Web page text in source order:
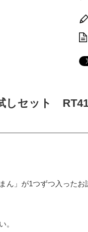
しセット
ん」が1つずつ入ったお
。